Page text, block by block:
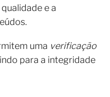
e a
uma verificação
para a integridade